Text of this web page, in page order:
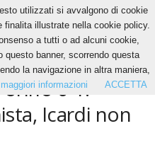
protagonista, Icardi non pervenuto
0-1:
Icardi non
utilizzati si avvalgono di cookie
illustrate nella cookie policy.
a tutti o ad alcuni cookie,
banner, scorrendo questa
la navigazione in altra maniera,
maggiori informazioni ACCETTA